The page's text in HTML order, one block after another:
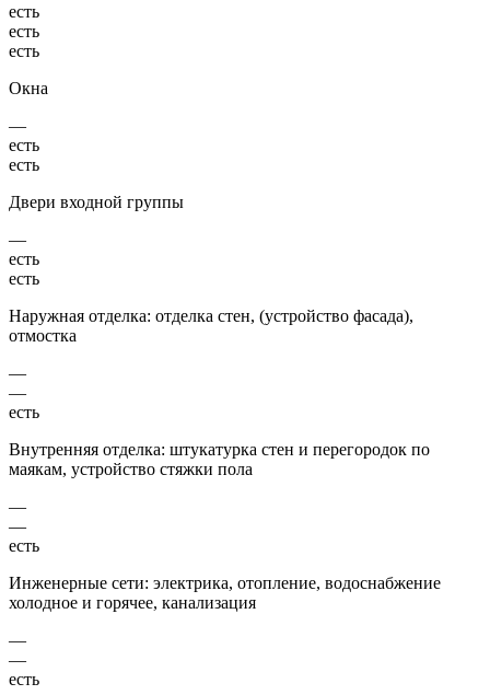
есть
есть
есть
Окна
—
есть
есть
Двери входной группы
—
есть
есть
Наружная отделка: отделка стен, (устройство фасада),
отмостка
—
—
есть
Внутренняя отделка: штукатурка стен и перегородок по
маякам, устройство стяжки пола
—
—
есть
Инженерные сети: электрика, отопление, водоснабжение
холодное и горячее, канализация
—
—
есть